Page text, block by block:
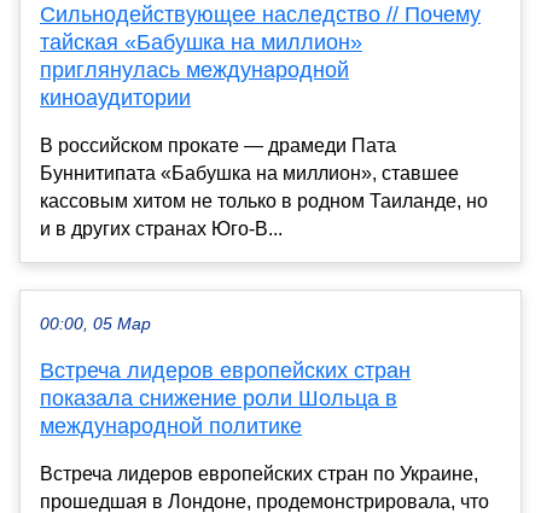
Сильнодействующее наследство // Почему
тайская «Бабушка на миллион»
приглянулась международной
киноаудитории
В российском прокате — драмеди Пата
Буннитипата «Бабушка на миллион», ставшее
кассовым хитом не только в родном Таиланде, но
и в других странах Юго-В...
00:00, 05 Мар
Встреча лидеров европейских стран
показала снижение роли Шольца в
международной политике
Встреча лидеров европейских стран по Украине,
прошедшая в Лондоне, продемонстрировала, что